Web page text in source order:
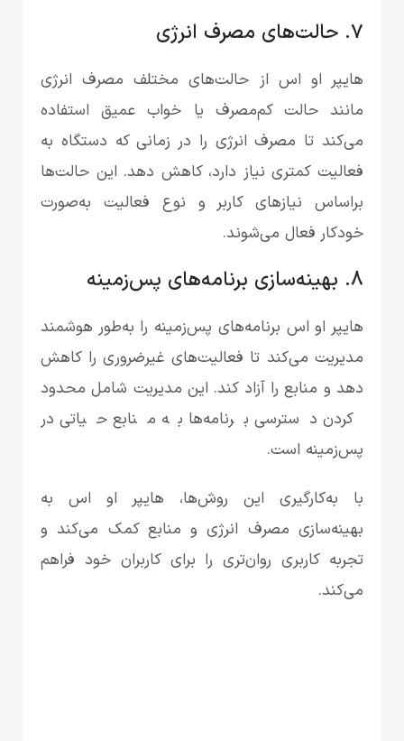
7. حالت‌های مصرف انرژی
هایپر او اس از حالت‌های مختلف مصرف انرژی
مانند حالت کم‌مصرف یا خواب عمیق استفاده
می‌کند تا مصرف انرژی را در زمانی که دستگاه به
فعالیت کمتری نیاز دارد، کاهش دهد. این حالت‌ها
براساس نیازهای کاربر و نوع فعالیت به‌صورت
خودکار فعال می‌شوند.
8. بهینه‌سازی برنامه‌های پس‌زمینه
هایپر او اس برنامه‌های پس‌زمینه را به‌طور هوشمند
مدیریت می‌کند تا فعالیت‌های غیرضروری را کاهش
دهد و منابع را آزاد کند. این مدیریت شامل محدود
کردن دسترسی برنامه‌ها به منابع حیاتی در
پس‌زمینه است.
با به‌کارگیری این روش‌ها، هایپر او اس به
بهینه‌سازی مصرف انرژی و منابع کمک می‌کند و
تجربه کاربری روان‌تری را برای کاربران خود فراهم
می‌کند.